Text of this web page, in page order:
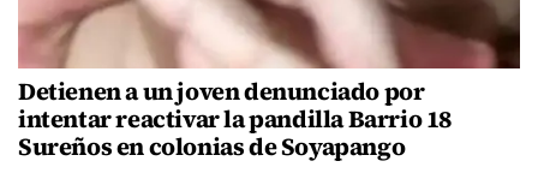
Detienen a un joven denunciado por
intentar reactivar la pandilla Barrio 18
Sureños en colonias de Soyapango